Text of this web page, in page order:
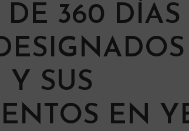
360 DÍAS
Y SUS
EN